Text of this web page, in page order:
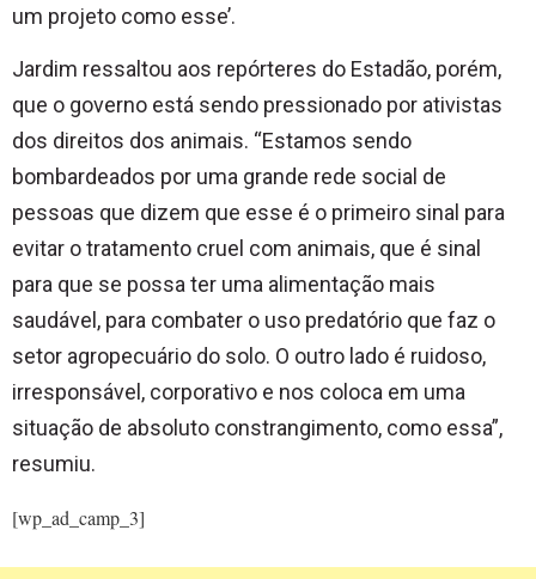
um projeto como esse’.
Jardim ressaltou aos repórteres do Estadão, porém,
que o governo está sendo pressionado por ativistas
dos direitos dos animais. “Estamos sendo
bombardeados por uma grande rede social de
pessoas que dizem que esse é o primeiro sinal para
evitar o tratamento cruel com animais, que é sinal
para que se possa ter uma alimentação mais
saudável, para combater o uso predatório que faz o
setor agropecuário do solo. O outro lado é ruidoso,
irresponsável, corporativo e nos coloca em uma
situação de absoluto constrangimento, como essa”,
resumiu.
[wp_ad_camp_3]